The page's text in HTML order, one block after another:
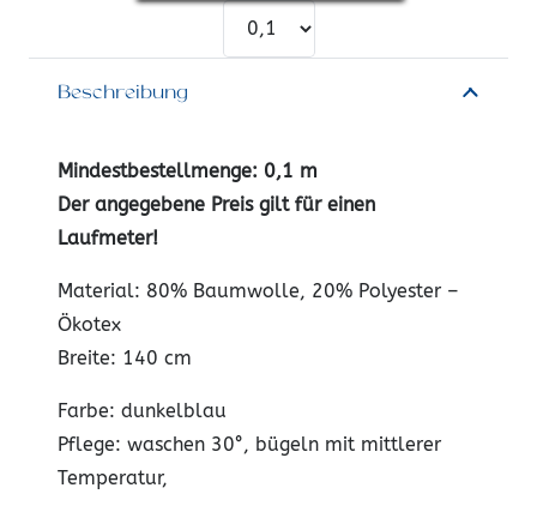
Beschreibung
Mindestbestellmenge: 0,1 m
Der angegebene Preis gilt für einen
Laufmeter!
Material: 80% Baumwolle, 20% Polyester –
Ökotex
Breite: 140 cm
Farbe: dunkelblau
Pflege: waschen 30°, bügeln mit mittlerer
Temperatur,